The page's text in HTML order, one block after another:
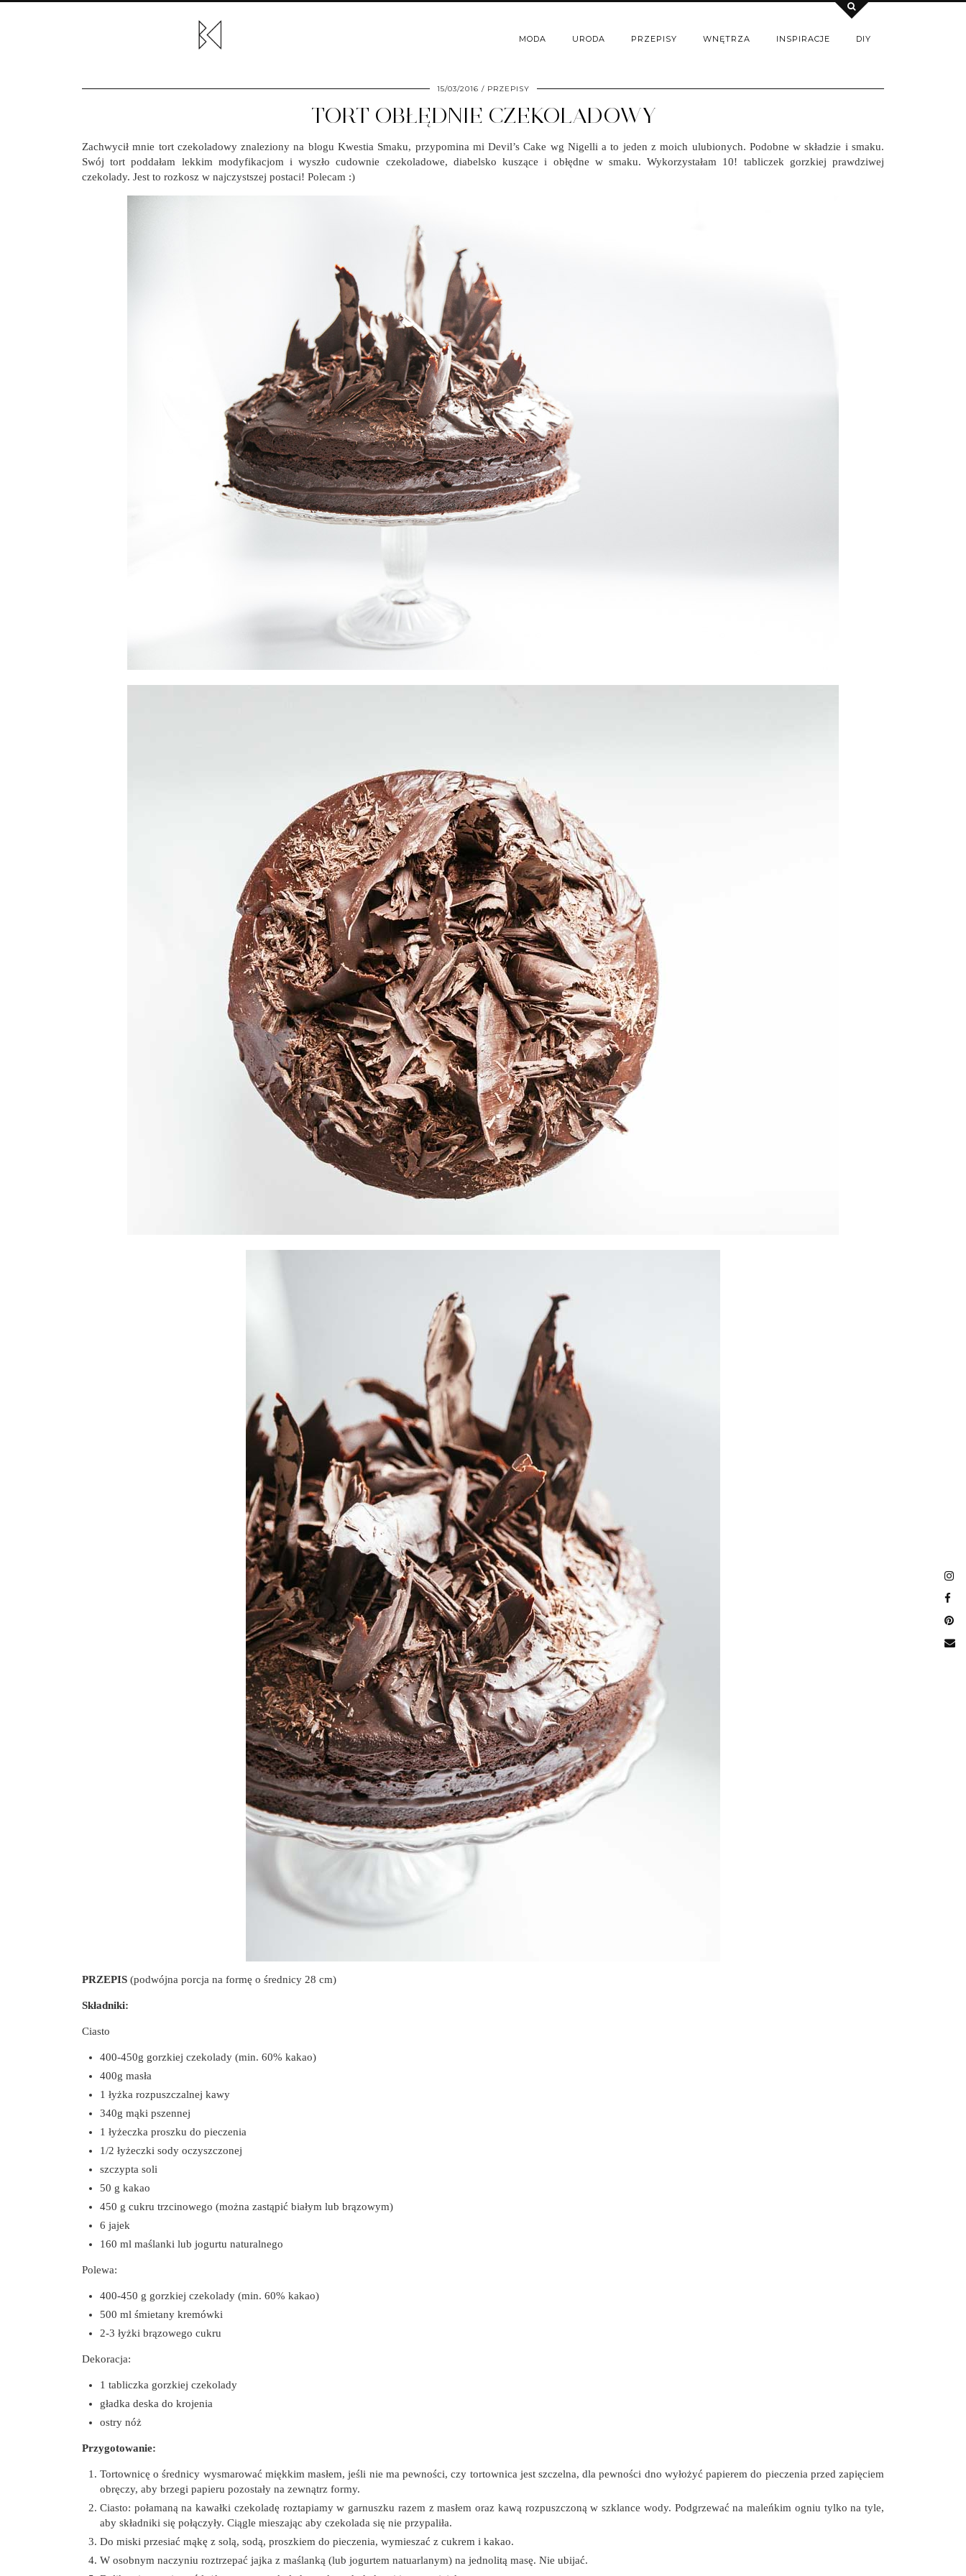
MODA URODA PRZEPISY WNĘTRZA INSPIRACJE DIY
15/03/2016 PRZEPISY
TORT OBŁĘDNIE CZEKOLADOWY
Zachwycił mnie tort czekoladowy znaleziony na blogu Kwestia Smaku, przypomina mi Devil’s Cake wg Nigelli a to jeden z moich ulubionych. Podobne w składzie i smaku.
Swój tort poddałam lekkim modyfikacjom i wyszło cudownie czekoladowe, diabelsko kuszące i obłędne w smaku. Wykorzystałam 10! tabliczek gorzkiej prawdziwej
czekolady. Jest to rozkosz w najczystszej postaci! Polecam :)
PRZEPIS (podwójna porcja na formę o średnicy 28 cm)
Składniki:
Ciasto
400-450g gorzkiej czekolady (min. 60% kakao)
400g masła
1 łyżka rozpuszczalnej kawy
340g mąki pszennej
1 łyżeczka proszku do pieczenia
1/2 łyżeczki sody oczyszczonej
szczypta soli
50 g kakao
450 g cukru trzcinowego (można zastąpić białym lub brązowym)
6 jajek
160 ml maślanki lub jogurtu naturalnego
Polewa:
400-450 g gorzkiej czekolady (min. 60% kakao)
500 ml śmietany kremówki
2-3 łyżki brązowego cukru
Dekoracja:
1 tabliczka gorzkiej czekolady
gładka deska do krojenia
ostry nóż
Przygotowanie:
Tortownicę o średnicy wysmarować miękkim masłem, jeśli nie ma pewności, czy tortownica jest szczelna, dla pewności dno wyłożyć papierem do pieczenia przed zapięciem
obręczy, aby brzegi papieru pozostały na zewnątrz formy.
Ciasto: połamaną na kawałki czekoladę roztapiamy w garnuszku razem z masłem oraz kawą rozpuszczoną w szklance wody. Podgrzewać na maleńkim ogniu tylko na tyle,
aby składniki się połączyły. Ciągle mieszając aby czekolada się nie przypaliła.
Do miski przesiać mąkę z solą, sodą, proszkiem do pieczenia, wymieszać z cukrem i kakao.
W osobnym naczyniu roztrzepać jajka z maślanką (lub jogurtem natuarlanym) na jednolitą masę. Nie ubijać.